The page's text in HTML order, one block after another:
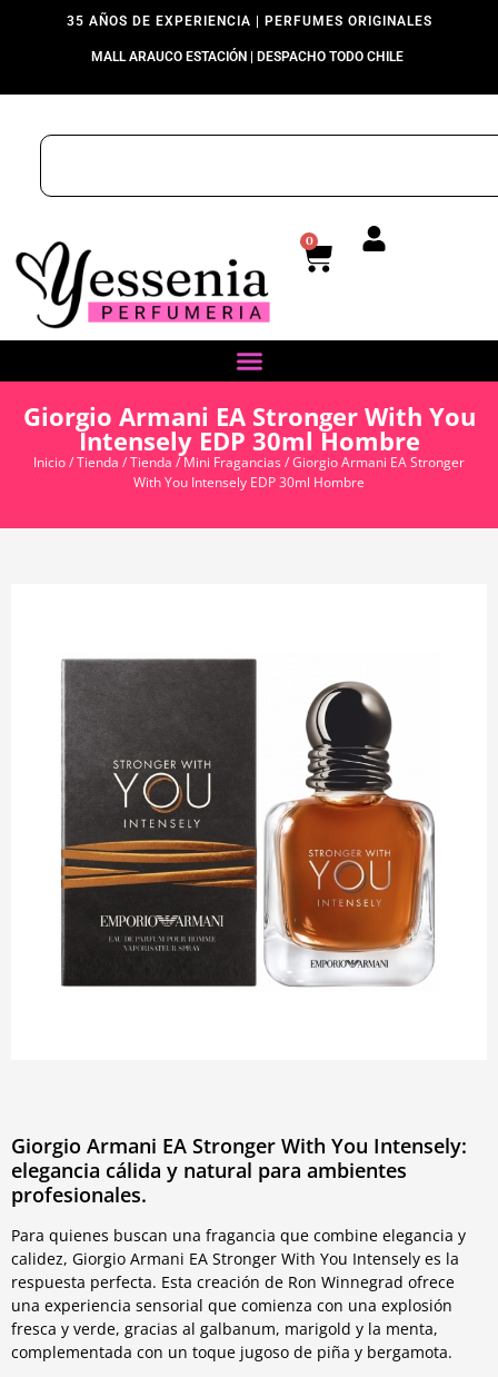
35 AÑOS DE EXPERIENCIA | PERFUMES ORIGINALES
MALL ARAUCO ESTACIÓN | DESPACHO TODO CHILE
0
Giorgio Armani EA Stronger With You
Intensely EDP 30ml Hombre
Inicio/Tienda /Tienda /Mini Fragancias/ Giorgio Armani EA Stronger
With You Intensely EDP 30ml Hombre
Giorgio Armani EA Stronger With You Intensely:
elegancia cálida y natural para ambientes
profesionales.
Para quienes buscan una fragancia que combine elegancia y
calidez, Giorgio Armani EA Stronger With You Intensely es la
respuesta perfecta. Esta creación de Ron Winnegrad ofrece
una experiencia sensorial que comienza con una explosión
fresca y verde, gracias al galbanum, marigold y la menta,
complementada con un toque jugoso de piña y bergamota.